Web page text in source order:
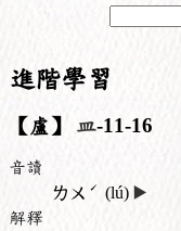
進階學習
【盧】 皿-11-16
音讀
ㄌㄨ ˊ (lú) ▶️
解釋